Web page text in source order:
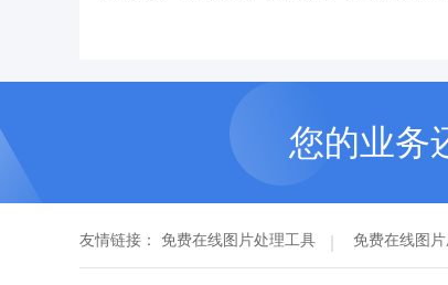
您的业务
友情链接： 免费在线图片处理工具 免费在线图